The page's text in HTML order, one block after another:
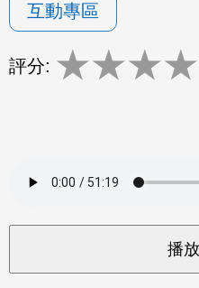
互動專區
評分: ★★★★